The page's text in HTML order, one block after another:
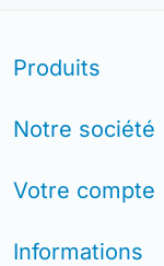
Produits
Notre société
Votre compte
Informations